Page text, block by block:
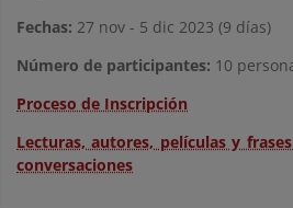
Fechas: 27 nov - 5 dic 2023 (9 días)
Número de participantes: 10
Proceso de Inscripción
Lecturas, autores, películas y
conversaciones